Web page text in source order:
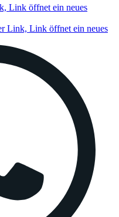
Link öffnet ein neues
Link, Link öffnet ein neues